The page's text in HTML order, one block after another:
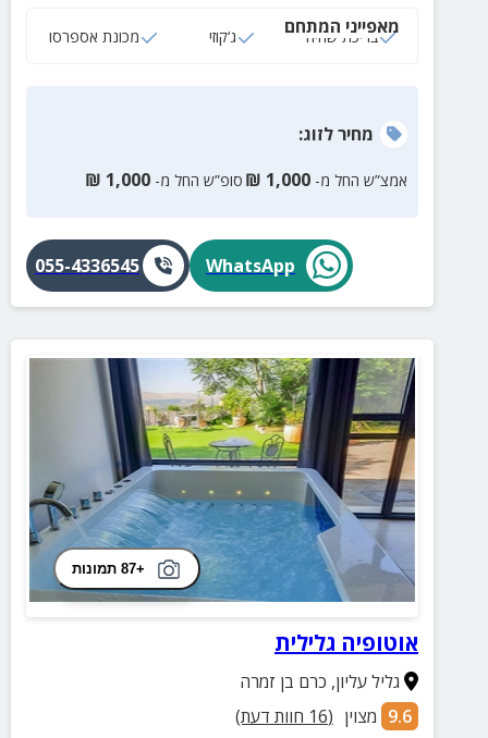
מאפייני המתחם
בריכת שחיה ג‘קוזי מכונת אספרסו
מחירלזוג:
אמצ”ש החל מ- 1,000
₪ סופ”ש החל מ- 1,000
₪
WhatsApp
055-4336545
+87 תמונות
אוטופיה גלילית
גליל עליון, כרם בן זמרה
9.6 מצוין (
16 חוות דעת)